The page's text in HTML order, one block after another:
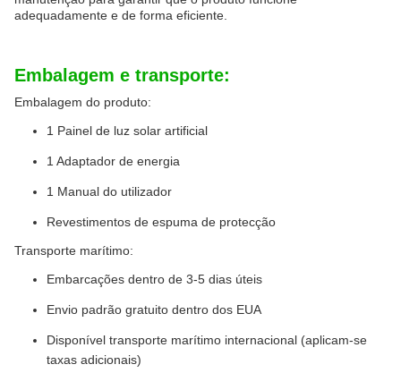
adequadamente e de forma eficiente.
Embalagem e transporte:
Embalagem do produto:
1 Painel de luz solar artificial
1 Adaptador de energia
1 Manual do utilizador
Revestimentos de espuma de protecção
Transporte marítimo:
Embarcações dentro de 3-5 dias úteis
Envio padrão gratuito dentro dos EUA
Disponível transporte marítimo internacional (aplicam-se
taxas adicionais)